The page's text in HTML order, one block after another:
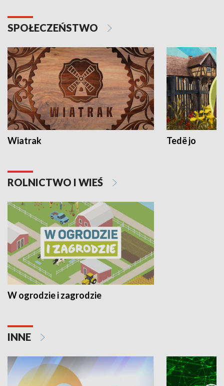
SPOŁECZEŃSTWO
Wiatrak Tedë jo
ROLNICTWO I WIEŚ
W ogrodzie i zagrodzie
INNE